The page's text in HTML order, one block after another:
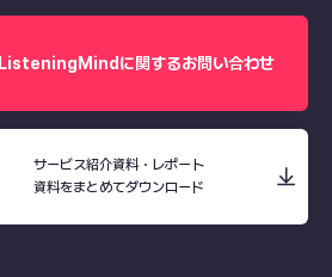
ListeningMindに関するお問い合わせ
サービス紹介資料・レポート
資料をまとめてダウンロード